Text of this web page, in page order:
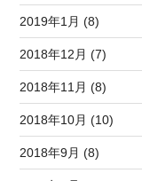
2019年1月 (8)
2018年12月 (7)
2018年11月 (8)
2018年10月 (10)
2018年9月 (8)